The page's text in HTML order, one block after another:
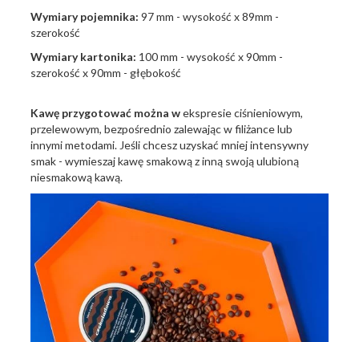
Wymiary pojemnika: 97 mm - wysokość x 89mm -
szerokość
Wymiary kartonika: 100 mm - wysokość x 90mm -
szerokość x 90mm - głębokość
Kawę przygotować można wekspresie ciśnieniowym,
przelewowym, bezpośrednio zalewając w filiżance lub
innymi metodami. Jeśli chcesz uzyskać mniej intensywny
smak - wymieszaj kawę smakową z inną swoją ulubioną
niesmakową kawą.